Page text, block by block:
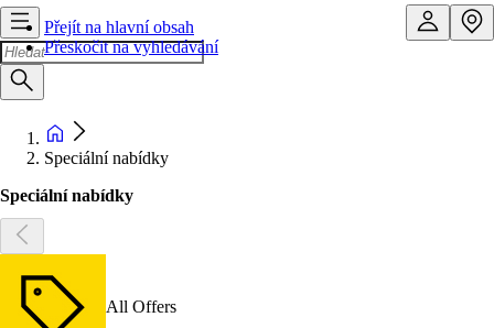
Přejít na hlavní obsah
Přeskočit na vyhledávání
Speciální nabídky
Speciální nabídky
All Offers